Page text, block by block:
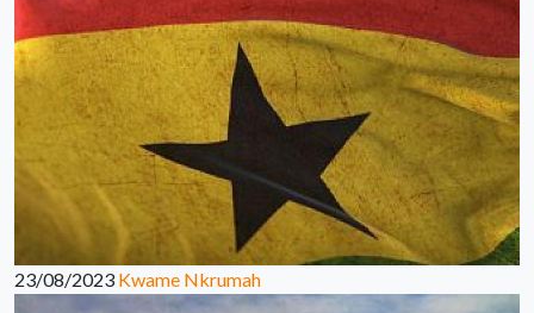
23/08/2023 Kwame Nkrumah